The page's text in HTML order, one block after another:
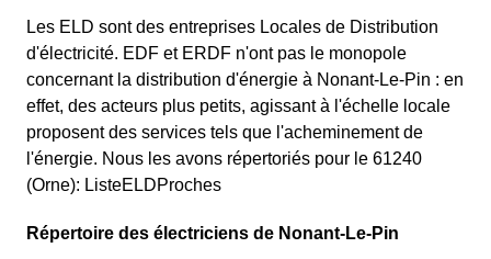
Les ELD sont des entreprises Locales de Distribution
d'électricité. EDF et ERDF n'ont pas le monopole
concernant la distribution d'énergie à Nonant-Le-Pin : en
effet, des acteurs plus petits, agissant à l'échelle locale
proposent des services tels que l'acheminement de
l'énergie. Nous les avons répertoriés pour le 61240
(Orne): ListeELDProches
Répertoire des électriciens de Nonant-Le-Pin